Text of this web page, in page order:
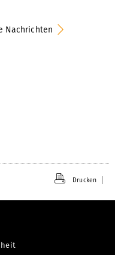
Nachrichten
Drucken